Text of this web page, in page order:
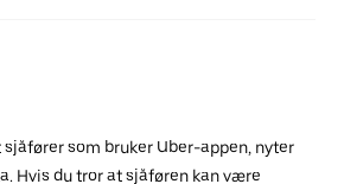
som bruker Uber-appen, nyter
Hvis du tror at sjåføren kan være